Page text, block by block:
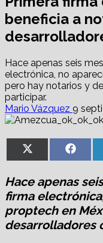
beneficia a
Hace apenas seis
electrónica, no
pero hay notarios y
participar.
Mario Vázquez 9
(Twitter)
Hace apenas
firma
proptech en
desarrolladores